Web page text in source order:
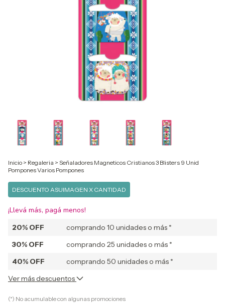
Inicio > Regaleria > Señaladores Magneticos Cristianos 3 Blisters 9 Unid
Pompones Varios Pompones
DESCUENTO ASUIMAGEN X CANTIDAD
¡Llevá más, pagá menos!
20% OFF
comprando 10 unidades o más *
30% OFF
comprando 25 unidades o más *
40% OFF
comprando 50 unidades o más *
Ver más descuentos
(*) No acumulable con algunas promociones